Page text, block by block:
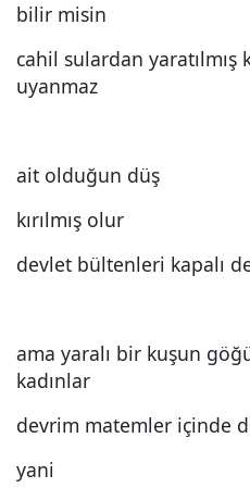
bilir misin
cahil sulardan yaratılmış
uyanmaz
ait olduğun düş
kırılmış olur
devlet bültenleri kapalı
ama yaralı bir kuşun
kadınlar
devrim matemler içinde
yani